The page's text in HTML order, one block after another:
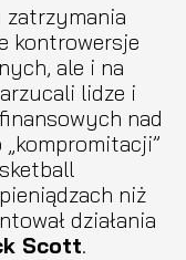
zatrzymania
kontrowersje
ale i na
lidze i
nad
niż
działania
Scott.